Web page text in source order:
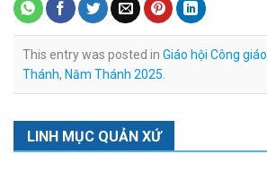
This entry was posted in Giáo hội Công giáo
Thánh, Năm Thánh 2025.
LINH MỤC QUẢN XỨ